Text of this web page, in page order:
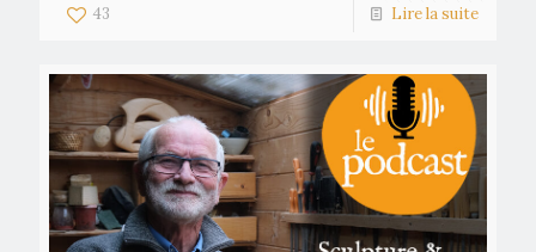
43 Lire la suite